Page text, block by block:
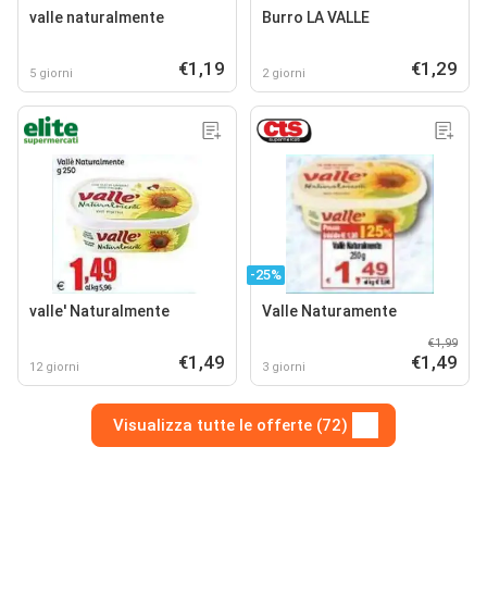
valle naturalmente
5 giorni €1,19
Burro LA VALLE
2 giorni €1,29
valle' Naturalmente
12 giorni €1,49
-25%
Valle Naturamente
3 giorni
€1,99
€1,49
Visualizza tutte le offerte (72)